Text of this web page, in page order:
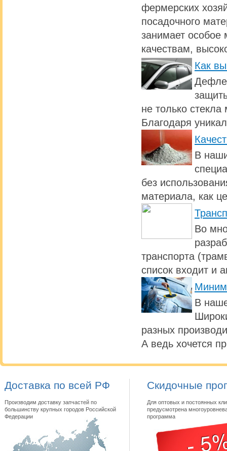
фермерских
посадочного
занимает особое
качествам,
Как
не только
Благодаря
В
без
материала, как
Во
транспорта
список входит и
В
разных
А ведь хочется
Доставка по всей РФ
Производим доставку запчастей по
большинству крупных городов Российской
Федерации
Скидочные
Для оптовых и постоянных
предусмотрена
программа